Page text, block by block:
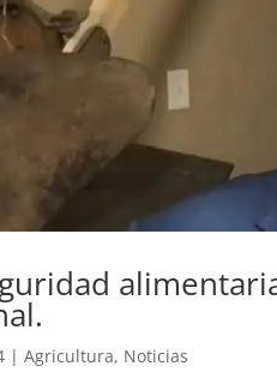
|Agricultura, Noticias